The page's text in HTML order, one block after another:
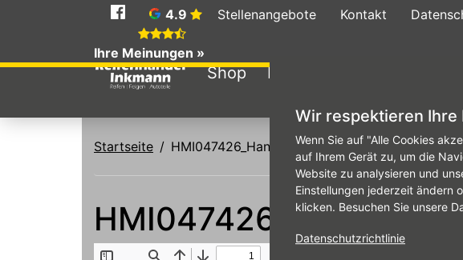
Wir respektieren Ihre
Wenn Sie auf "Alle Cookies
auf Ihrem Gerät zu, um die
Website zu analysieren und
Einstellungen jederzeit ändern
klicken. Besuchen Sie unsere
Datenschutzrichtlinie
Shop Reifen
Stellenangebote Kontakt
Social
Media
4.9
Ihre Meinungen »
Startseite